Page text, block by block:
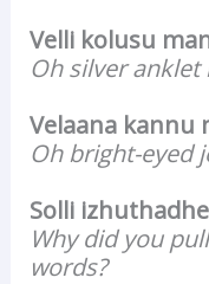
Velli kolusu
Oh silver anklet
Velaana kannu
Oh bright-eyed
Solli
Why did you
words?